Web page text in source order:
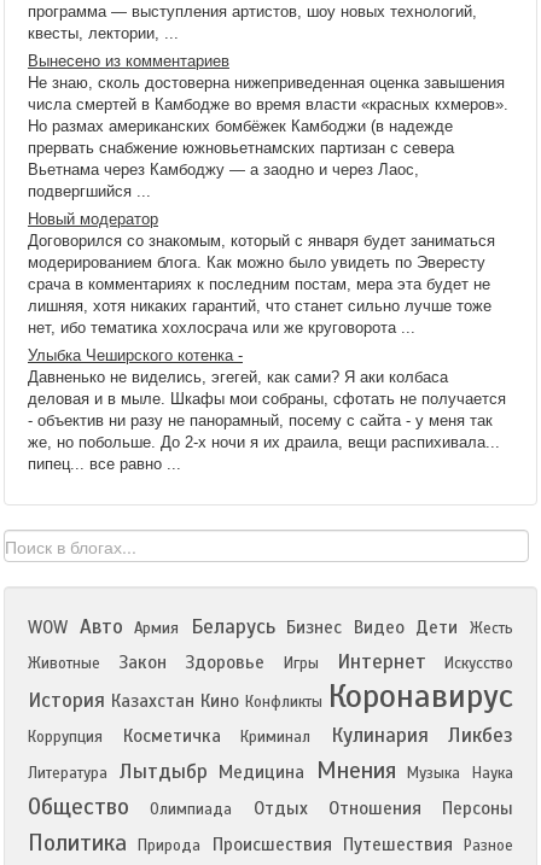
программа — выступления артистов, шоу новых технологий,
квесты, лектории, ...
Вынесено из комментариев
Не знаю, сколь достоверна нижеприведенная оценка завышения
числа смертей в Камбодже во время власти «красных кхмеров».
Но размах американских бомбёжек Камбоджи (в надежде
прервать снабжение южновьетнамских партизан с севера
Вьетнама через Камбоджу — а заодно и через Лаос,
подвергшийся ...
Новый модератор
Договорился со знакомым, который с января будет заниматься
модерированием блога. Как можно было увидеть по Эвересту
срача в комментариях к последним постам, мера эта будет не
лишняя, хотя никаких гарантий, что станет сильно лучше тоже
нет, ибо тематика хохлосрача или же круговорота ...
Улыбка Чеширского котенка -
Давненько не виделись, эгегей, как сами? Я аки колбаса
деловая и в мыле. Шкафы мои собраны, сфотать не получается
- объектив ни разу не панорамный, посему с сайта - у меня так
же, но побольше. До 2-х ночи я их драила, вещи распихивала...
пипец... все равно ...
WOW Авто Армия Беларусь Бизнес Видео Дети
Жесть
Животные
Закон Здоровье Игры Интернет Искусство
История Казахстан Кино Конфликты Коронавирус
Коррупция Косметичка Криминал Кулинария Ликбез
Литература Лытдыбр Медицина Мнения Музыка Наука
Общество Олимпиада Отдых Отношения Персоны
Политика Природа Происшествия Путешествия Разное